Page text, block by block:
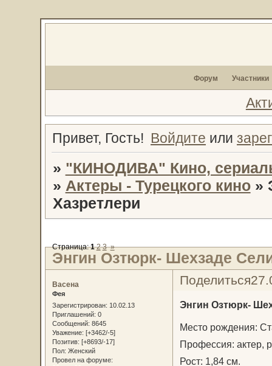
Форум Участники
Привет, Гость! Войдите или
» "КИНОДИВА" Кино,
» Актеры - Турецкого кино »
Хазретлери
Энгин Озтюрк- Шехзаде
Страница:1 2 3 »
Поделиться
Васена
Фея
Зарегистрирован: 10.02.13
Приглашений: 0
Сообщений: 8645
Уважение: [+3462/-5]
Позитив: [+8693/-17]
Пол: Женский
Провел на форуме:
Энгин Озтюрк-
Место рождения:
Профессия: актер,
Рост: 1,84 см.